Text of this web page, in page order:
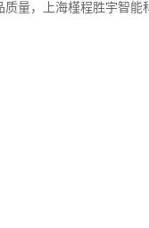
量，上海槿程胜宇智